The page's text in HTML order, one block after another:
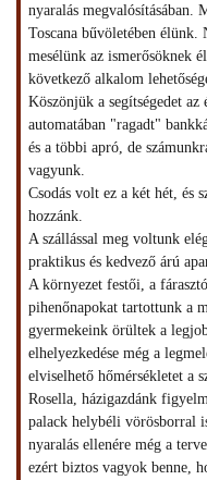
nyaralás megvalósításában.
Toscana bűvöletében élünk.
mesélünk az ismerősöknek
következő alkalom
Köszönjük a segítségedet
automatában "ragadt"
és a többi apró, de
vagyunk.
Csodás volt ez a két hét, és
hozzánk.
A szállással meg voltunk
praktikus és kedvező árú
A környezet festői, a
pihenőnapokat tartottunk a
gyermekeink örültek a
elhelyezkedése még a
elviselhető hőmérsékletet a
Rosella, házigazdánk
palack helybéli vörösborral
nyaralás ellenére még a
ezért biztos vagyok benne,